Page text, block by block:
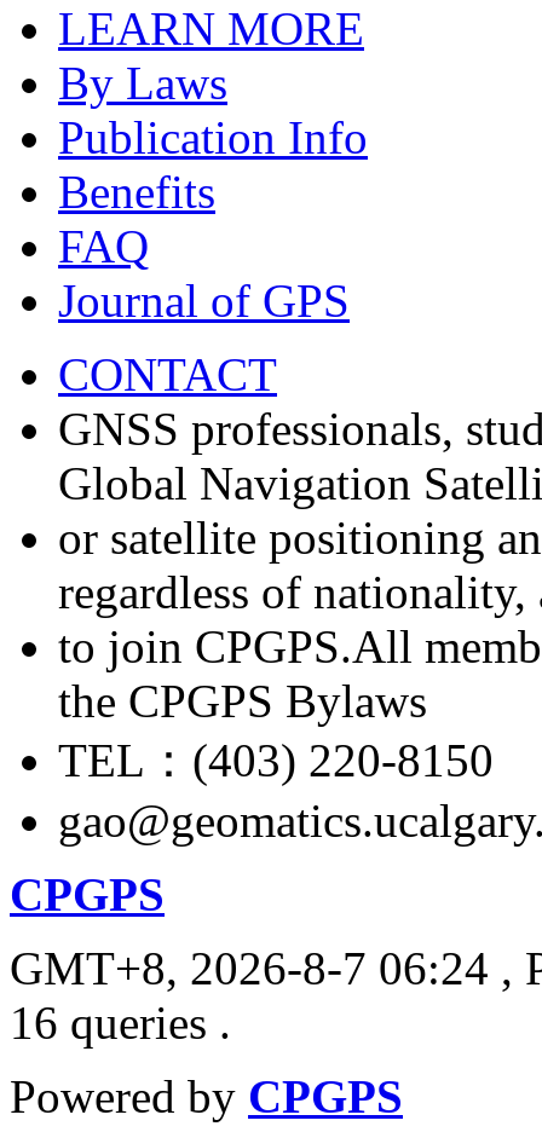
LEARN MORE
By Laws
Publication Info
Benefits
FAQ
Journal of GPS
CONTACT
GNSS professionals,
Global Navigation
or satellite positioning
regardless of nationality,
to join CPGPS.All
the CPGPS Bylaws
TEL：(403) 220-8150
CPGPS
GMT+8, 2026-8-7 06:24 ,
16 queries .
Powered by CPGPS